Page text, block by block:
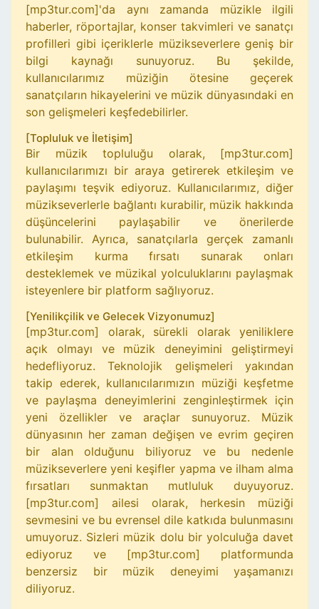
[mp3tur.com]'da aynı zamanda müzikle ilgili
haberler, röportajlar, konser takvimleri ve sanatçı
profilleri gibi içeriklerle müzikseverlere geniş bir
bilgi kaynağı sunuyoruz. Bu şekilde,
kullanıcılarımız müziğin ötesine geçerek
sanatçıların hikayelerini ve müzik dünyasındaki en
son gelişmeleri keşfedebilirler.
[Topluluk ve İletişim]
Bir müzik topluluğu olarak, [mp3tur.com]
kullanıcılarımızı bir araya getirerek etkileşim ve
paylaşımı teşvik ediyoruz. Kullanıcılarımız, diğer
müzikseverlerle bağlantı kurabilir, müzik hakkında
düşüncelerini paylaşabilir ve önerilerde
bulunabilir. Ayrıca, sanatçılarla gerçek zamanlı
etkileşim kurma fırsatı sunarak onları
desteklemek ve müzikal yolculuklarını paylaşmak
isteyenlere bir platform sağlıyoruz.
[Yenilikçilik ve Gelecek Vizyonumuz]
[mp3tur.com] olarak, sürekli olarak yeniliklere
açık olmayı ve müzik deneyimini geliştirmeyi
hedefliyoruz. Teknolojik gelişmeleri yakından
takip ederek, kullanıcılarımızın müziği keşfetme
ve paylaşma deneyimlerini zenginleştirmek için
yeni özellikler ve araçlar sunuyoruz. Müzik
dünyasının her zaman değişen ve evrim geçiren
bir alan olduğunu biliyoruz ve bu nedenle
müzikseverlere yeni keşifler yapma ve ilham alma
fırsatları sunmaktan mutluluk duyuyoruz.
[mp3tur.com] ailesi olarak, herkesin müziği
sevmesini ve bu evrensel dile katkıda bulunmasını
umuyoruz. Sizleri müzik dolu bir yolculuğa davet
ediyoruz ve [mp3tur.com] platformunda
benzersiz bir müzik deneyimi yaşamanızı
diliyoruz.